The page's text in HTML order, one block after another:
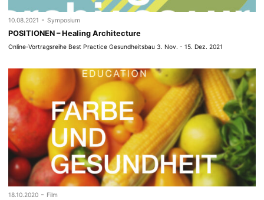
10.08.2021 - Symposium
POSITIONEN – Healing Architecture
Online-Vortragsreihe Best Practice Gesundheitsbau 3. Nov. - 15. Dez. 2021
18.10.2020 - Film